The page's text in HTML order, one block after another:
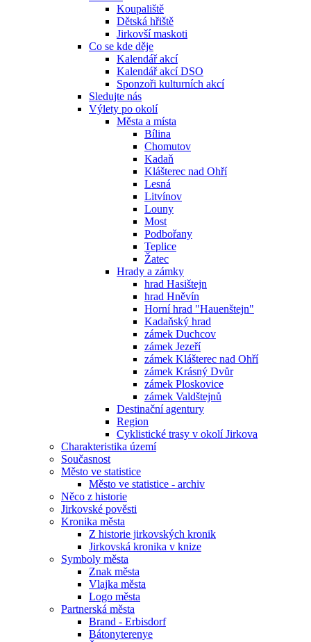
Koupaliště
Dětská hřiště
Jirkovší maskoti
Co se kde děje
Kalendář akcí
Kalendář akcí DSO
Sponzoři kulturních akcí
Sledujte nás
Výlety po okolí
Města a místa
Bílina
Chomutov
Kadaň
Klášterec nad Ohří
Lesná
Litvínov
Louny
Most
Podbořany
Teplice
Žatec
Hrady a zámky
hrad Hasištejn
hrad Hněvín
Horní hrad "Hauenštejn"
Kadaňský hrad
zámek Duchcov
zámek Jezeří
zámek Klášterec nad Ohří
zámek Krásný Dvůr
zámek Ploskovice
zámek Valdštejnů
Destinační agentury
Region
Cyklistické trasy v okolí Jirkova
Charakteristika území
Současnost
Město ve statistice
Město ve statistice - archiv
Něco z historie
Jirkovské pověsti
Kronika města
Z historie jirkovských kronik
Jirkovská kronika v knize
Symboly města
Znak města
Vlajka města
Logo města
Partnerská města
Brand - Erbisdorf
Bátonyterenye